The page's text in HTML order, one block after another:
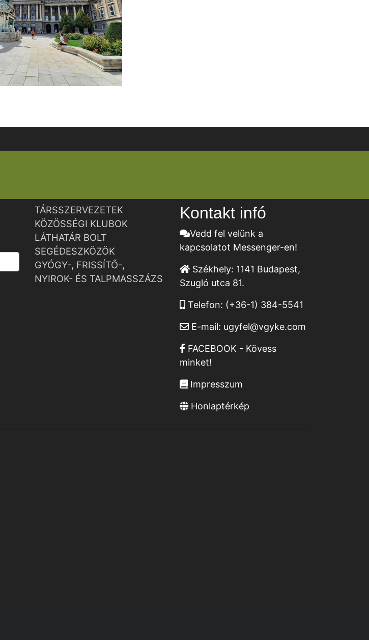
TÁRSSZERVEZETEK
KÖZÖSSÉGI KLUBOK
LÁTHATÁR BOLT
SEGÉDESZKÖZÖK
GYÓGY-, FRISSÍTŐ-,
NYIROK- ÉS TALPMASSZÁZS
Kontakt infó
Vedd fel velünk a
kapcsolatot Messenger-en!
Székhely: 1141 Budapest,
Szugló utca 81.
Telefon: (+36-1) 384-5541
E-mail: ugyfel@vgyke.com
FACEBOOK - Kövess
minket!
Impresszum
Honlaptérkép